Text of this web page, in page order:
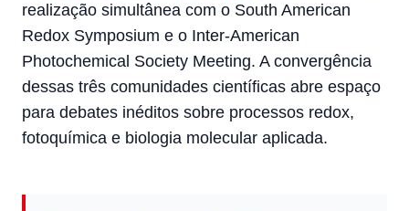
realização simultânea com o South American
Redox Symposium e o Inter-American
Photochemical Society Meeting. A convergência
dessas três comunidades científicas abre espaço
para debates inéditos sobre processos redox,
fotoquímica e biologia molecular aplicada.